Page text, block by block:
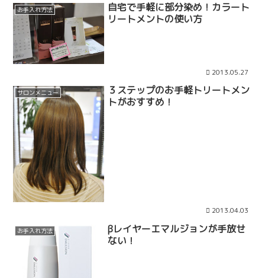
お手入れ方法
自宅で手軽に部分染め！カラート
リートメントの使い方
2013.05.27
サロンメニュー
３ステップのお手軽トリートメン
トがおすすめ！
2013.04.03
お手入れ方法
βレイヤーエマルジョンが手放せ
ない！